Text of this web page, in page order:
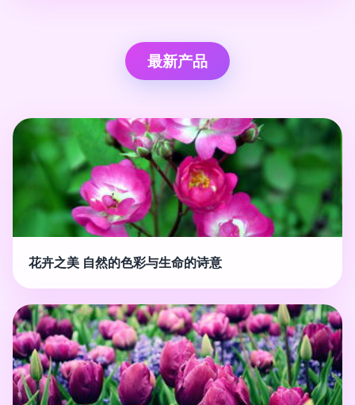
最新产品
花卉之美 自然的色彩与生命的诗意